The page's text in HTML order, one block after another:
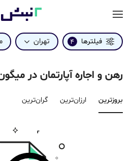
فیلترها 4 تهران
رهن و اجاره آپارتمان در
بروزترین‌ ارزان‌ترین گران‌ترین